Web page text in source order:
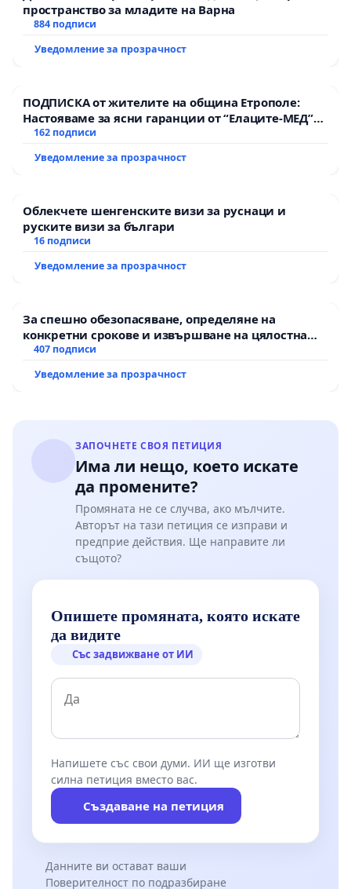
пространство за младите на Варна
884 подписи
Уведомление за прозрачност
ПОДПИСКА от жителите на община Етрополе:
Настояваме за ясни гаранции от “Елаците-МЕД”
АД и от държавата, че ще се изпълнят всички
162 подписи
Уведомление за прозрачност
Облекчете шенгенските визи за руснаци и
руските визи за българи
16 подписи
Уведомление за прозрачност
За спешно обезопасяване, определяне на
конкретни срокове и извършване на цялостна
рехабилитация на републиканския път между
Мирово - к.к. Момин проход
407 подписи
Уведомление за прозрачност
ЗАПОЧНЕТЕ СВОЯ ПЕТИЦИЯ
Има ли нещо, което искате
да промените?
Промяната не се случва, ако мълчите.
Авторът на тази петиция се изправи и
предприе действия. Ще направите ли
същото?
Опишете промяната, която искате
да видите
Със задвижване от ИИ
Напишете със свои думи. ИИ ще изготви
силна петиция вместо вас.
Създаване на петиция
Данните ви остават ваши
Поверителност по подразбиране